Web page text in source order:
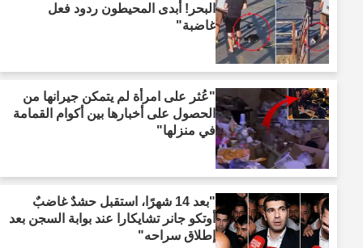
البحر! أبدى المحيطون ردود فعل
غاضبة"
"عُثر على امرأة لم يتمكن جيرانها من
الحصول على أخبارها بين أكوام القمامة
في منزلها"
"بعد 14 شهرًا، استقبل حشدٌ غاضبٌ
أوتكو جانر تشايكارا عند بوابة السجن بعد
إطلاق سراحه"